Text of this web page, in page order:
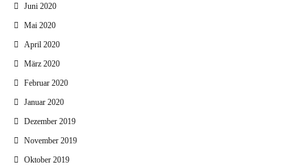
Juni 2020
Mai 2020
April 2020
März 2020
Februar 2020
Januar 2020
Dezember 2019
November 2019
Oktober 2019